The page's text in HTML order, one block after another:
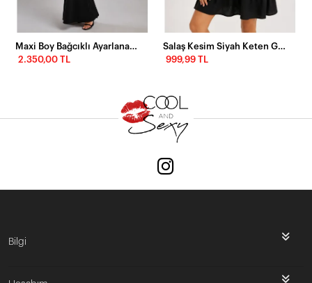
Maxi Boy Bağcıklı Ayarlanabilir Korse Detaylı Elbise – Siyah
2.350,00 TL
Salaş Kesim Siyah Keten Görünümlü Elbise
999,99 TL
Bilgi